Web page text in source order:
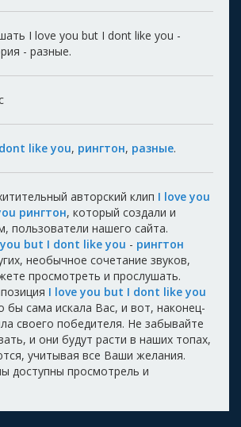
I love you but I dont like you -
- разные.
like you, рингтон, разные.
авторский клип I love you
рингтон, который создали и
пользователи нашего сайта.
but I dont like you - рингтон
необычное сочетание звуков,
просмотреть и прослушать.
I love you but I dont like you
бы сама искала Вас, и вот, наконец-
своего победителя. Не забывайте
и они будут расти в наших топах,
учитывая все Ваши желания.
доступны просмотрель и